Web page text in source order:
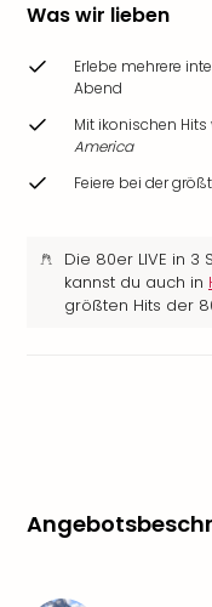
Was wir lieben
Erlebe mehrere
Abend
Mit ikonischen Hits
America
Feiere bei der
Die 80er LIVE in
kannst du auch in
größten Hits der